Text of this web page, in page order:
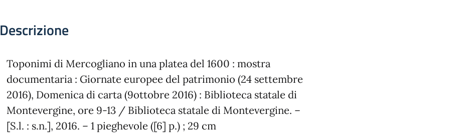
Descrizione
Toponimi di Mercogliano in una platea del 1600 : mostra
documentaria : Giornate europee del patrimonio (24 settembre
2016), Domenica di carta (9ottobre 2016) : Biblioteca statale di
Montevergine, ore 9-13 / Biblioteca statale di Montevergine. –
[S.l. : s.n.], 2016. – 1 pieghevole ([6] p.) ; 29 cm